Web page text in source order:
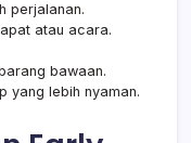
perjalanan.
atau acara.
bawaan.
yang lebih nyaman.